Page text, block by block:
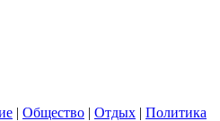
| Общество | Отдых | Политика